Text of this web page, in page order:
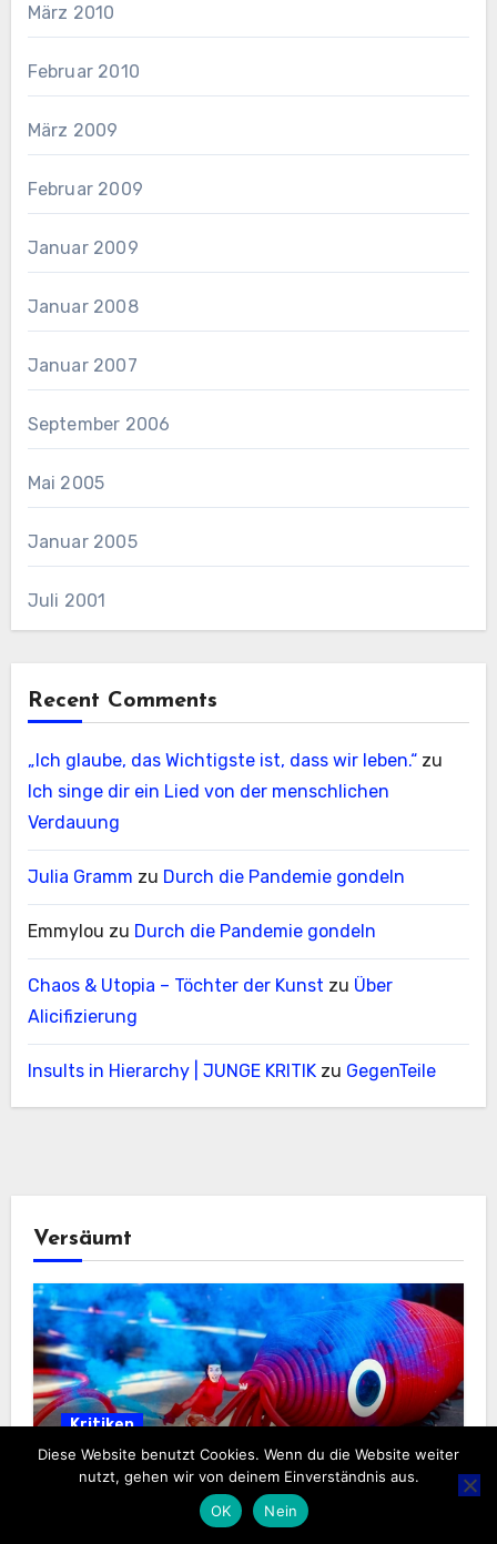
März 2010
Februar 2010
März 2009
Februar 2009
Januar 2009
Januar 2008
Januar 2007
September 2006
Mai 2005
Januar 2005
Juli 2001
Recent Comments
„Ich glaube, das Wichtigste ist, dass wir leben.“zu
Ich singe dir ein Lied von der menschlichen
Verdauung
Julia Gramm zu Durch die Pandemie gondeln
Emmylou zu Durch die Pandemie gondeln
Chaos & Utopia – Töchter der Kunst zu Über
Alicifizierung
Insults in Hierarchy | JUNGE KRITIKzu GegenTeile
Versäumt
Kritiken
3 Herzen, 9 Gehirne und blaues Blut
Diese Website benutzt Cookies. Wenn du die Website weiter
nutzt, gehen wir von deinem Einverständnis aus.
OK
Nein